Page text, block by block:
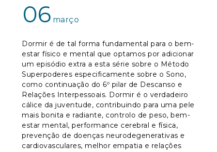
06março
Dormir é de tal forma fundamental para o bem-
estar físico e mental que optamos por adicionar
um episódio extra a esta série sobre o Método
Superpoderes especificamente sobre o Sono,
como continuação do 6º pilar de Descanso e
Relações Interpessoais. Dormir é o verdadeiro
cálice da juventude, contribuindo para uma pele
mais bonita e radiante, controlo de peso, bem-
estar mental, performance cerebral e física,
prevenção de doenças neurodegenerativas e
cardiovasculares, melhor empatia e relações